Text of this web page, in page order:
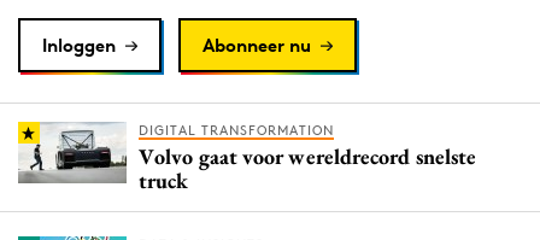
PR
Programmatic
Reputatie & crisis
Inloggen Abonneer nu
DIGITAL TRANSFORMATION
Volvo gaat voor wereldrecord snelste
truck